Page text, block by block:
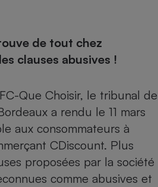
de tout chez
clauses abusives !
Que Choisir, le tribunal de
a rendu le 11 mars
aux consommateurs à
CDiscount. Plus
proposées par la société
comme abusives et